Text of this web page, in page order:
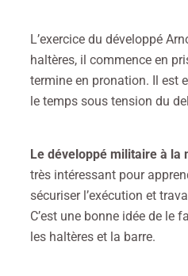
L’exercice du développé
haltères, il commence en
termine en pronation. Il est
le temps sous tension du
Le développé militaire à la
très intéressant pour
sécuriser l’exécution et
C’est une bonne idée de le
les haltères et la barre.